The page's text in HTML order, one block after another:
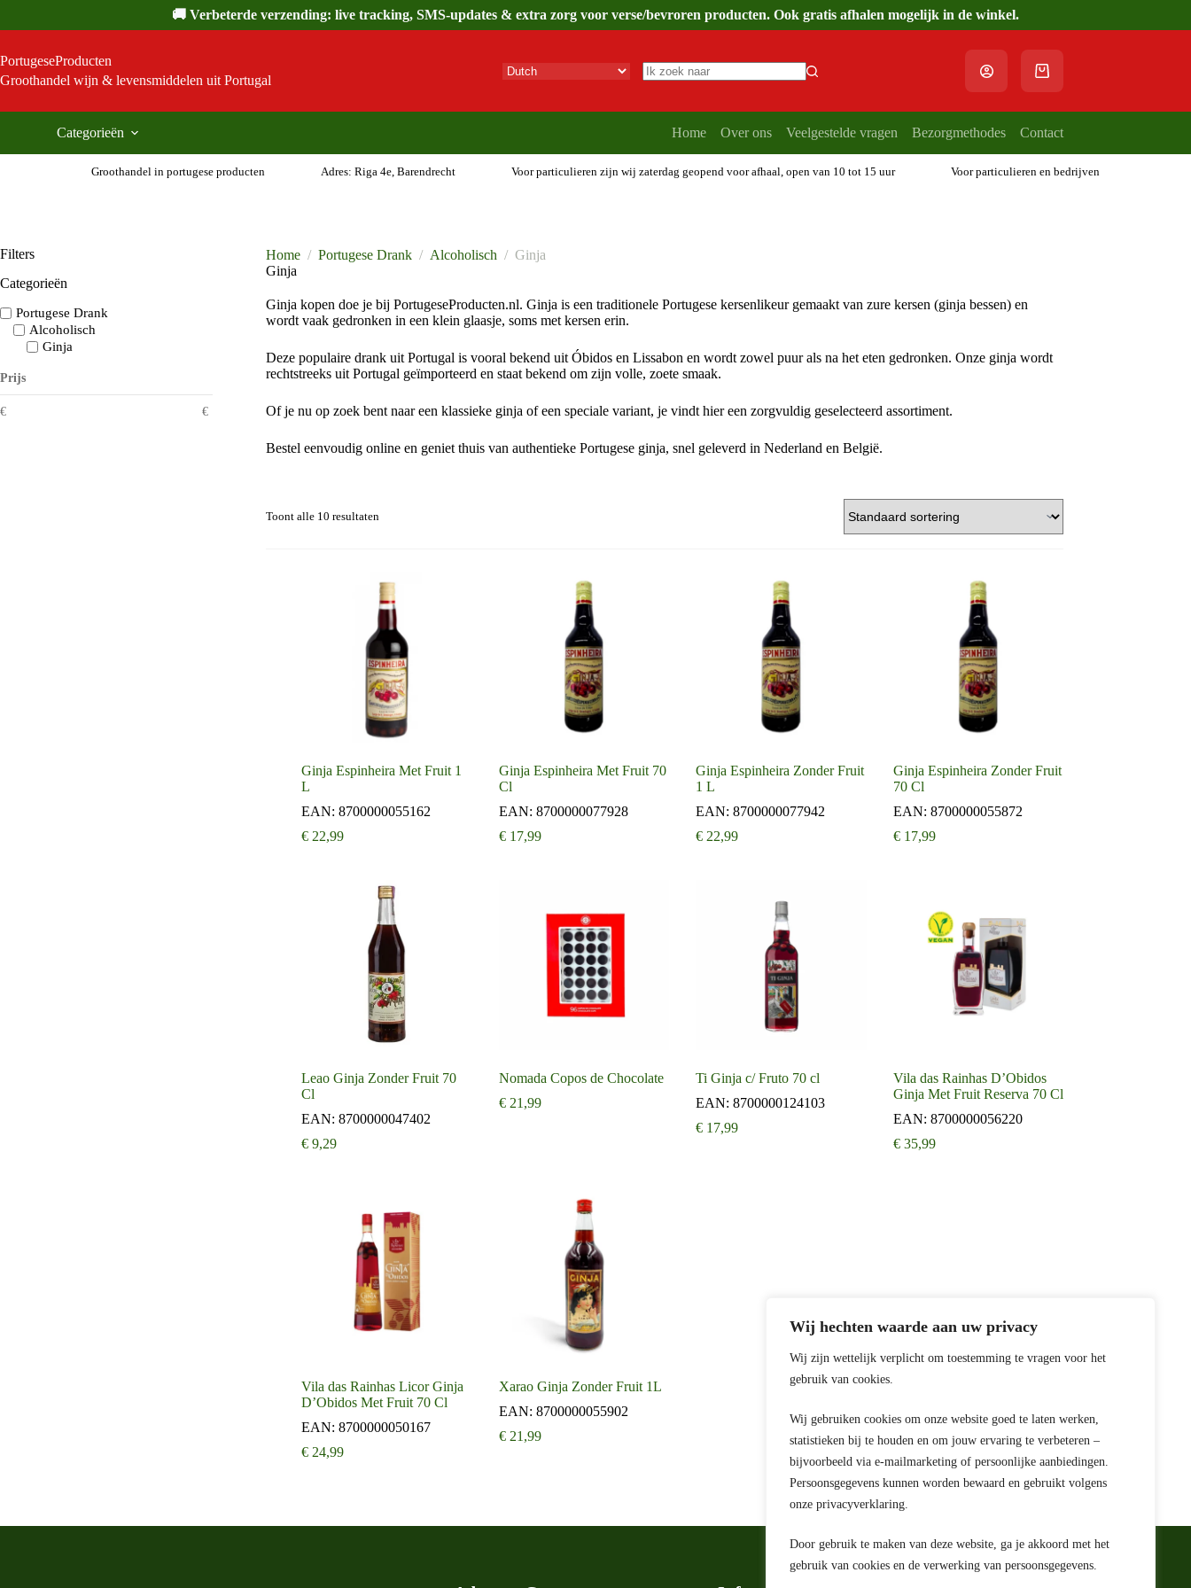
Wij hechten waarde aan uw privacy
Wij zijn wettelijk verplicht om toestemming te vragen voor het
gebruik van cookies.
Wij gebruiken cookies om onze website goed te laten werken,
statistieken bij te houden en om jouw ervaring te verbeteren –
bijvoorbeeld via e-mailmarketing of persoonlijke aanbiedingen.
Persoonsgegevens kunnen worden bewaard en gebruikt volgens
onze privacyverklaring.
Door gebruik te maken van deze website, ga je akkoord met het
gebruik van cookies en de verwerking van persoonsgegevens.
inhoud
🚚 Verbeterde verzending: live tracking, SMS-updates & extra zorg voor verse/bevroren producten. Ook gratis afhalen mogelijk in de winkel.
PortugeseProducten
Groothandel wijn & levensmiddelen uit Portugal
Winkelwagen
Categorieën Home Over ons Veelgestelde vragen Bezorgmethodes Contact
Groothandel in portugese producten Adres: Riga 4e, Barendrecht Voor particulieren zijn wij zaterdag geopend voor afhaal, open van 10 tot 15 uur Voor particulieren en bedrijven
Home / Portugese Drank / Alcoholisch / Ginja
Ginja
Ginja kopen doe je bij PortugeseProducten.nl. Ginja is een traditionele Portugese kersenlikeur gemaakt van zure kersen (ginja bessen) en
wordt vaak gedronken in een klein glaasje, soms met kersen erin.
Deze populaire drank uit Portugal is vooral bekend uit Óbidos en Lissabon en wordt zowel puur als na het eten gedronken. Onze ginja wordt
rechtstreeks uit Portugal geïmporteerd en staat bekend om zijn volle, zoete smaak.
Of je nu op zoek bent naar een klassieke ginja of een speciale variant, je vindt hier een zorgvuldig geselecteerd assortiment.
Bestel eenvoudig online en geniet thuis van authentieke Portugese ginja, snel geleverd in Nederland en België.
Toont alle 10 resultaten
Ginja Espinheira Met Fruit 1
L
EAN: 8700000055162
€ 22,99
Ginja Espinheira Met Fruit 70
Cl
EAN: 8700000077928
€17,99
Ginja Espinheira Zonder Fruit
1 L
EAN: 8700000077942
€ 22,99
Ginja Espinheira Zonder Fruit
70 Cl
EAN: 8700000055872
€17,99
Leao Ginja Zonder Fruit 70
Cl
EAN: 8700000047402
€ 9,29
Nomada Copos de Chocolate
€21,99
Ti Ginja c/ Fruto 70 cl
EAN: 8700000124103
€ 17,99
Vila das Rainhas D’Obidos
Ginja Met Fruit Reserva 70 Cl
EAN: 8700000056220
€35,99
Vila das Rainhas Licor Ginja
D’Obidos Met Fruit 70 Cl
EAN: 8700000050167
€ 24,99
Xarao Ginja Zonder Fruit 1L
EAN: 8700000055902
€21,99
Filters
Categorieën
Portugese Drank
Alcoholisch
Ginja
Prijs
€ €